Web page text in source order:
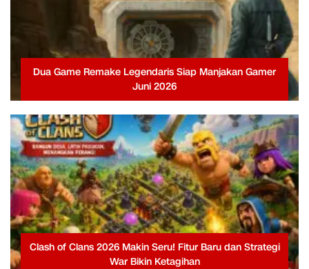
Dua Game Remake Legendaris Siap Manjakan Gamer
Juni 2026
Clash of Clans 2026 Makin Seru! Fitur Baru dan Strategi
War Bikin Ketagihan